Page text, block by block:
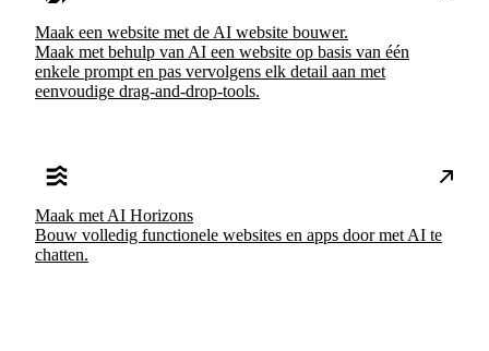
Maak een website met de AI website bouwer.
Maak met behulp van AI een website op basis van één
enkele prompt en pas vervolgens elk detail aan met
eenvoudige drag-and-drop-tools.
Maak met AI Horizons
Bouw volledig functionele websites en apps door met AI te
chatten.